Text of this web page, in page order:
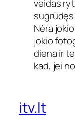
veidas
Nėra
jokio
diena ir
kad, jei
itv.lt